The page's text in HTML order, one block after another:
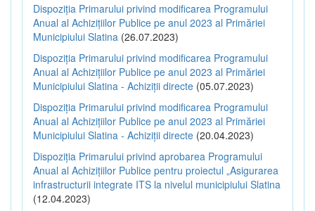
Dispoziția Primarului privind modificarea Programului
Anual al Achizițiilor Publice pe anul 2023 al Primăriei
Municipiului Slatina (26.07.2023)
Dispoziția Primarului privind modificarea Programului
Anual al Achizițiilor Publice pe anul 2023 al Primăriei
Municipiului Slatina - Achiziții directe (05.07.2023)
Dispoziția Primarului privind modificarea Programului
Anual al Achizițiilor Publice pe anul 2023 al Primăriei
Municipiului Slatina - Achiziții directe (20.04.2023)
Dispoziția Primarului privind aprobarea Programului
Anual al Achizițiilor Publice pentru proiectul „Asigurarea
infrastructurii integrate ITS la nivelul municipiului Slatina
(12.04.2023)